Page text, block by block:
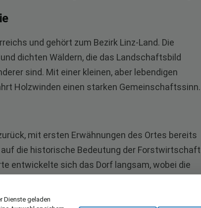
und gehört zum Bezirk Linz-Land. Die
dichten Wäldern, die das Landschaftsbild
sind. Mit einer kleinen, aber lebendigen
Holzwinden einen starken Gemeinschaftssinn.
mit ersten Erwähnungen des Ortes bereits
die historische Bedeutung der Forstwirtschaft
entwickelte sich das Dorf langsam, wobei die
Elemente des örtlichen Lebens blieben. In
modernisiert, ohne dabei seinen
Dienste geladen